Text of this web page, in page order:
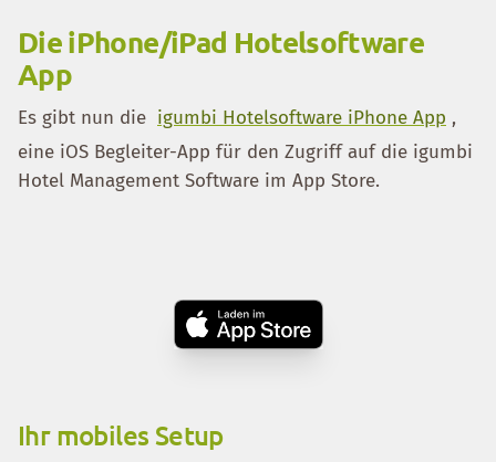
Die iPhone/iPad Hotelsoftware
App
Es gibt nun die igumbi Hotelsoftware iPhone App ,
eine iOS Begleiter-App für den Zugriff auf die igumbi
Hotel Management Software im App Store.
Ihr mobiles Setup